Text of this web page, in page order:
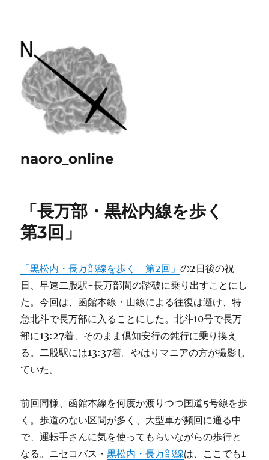
naoro_online
「長万部・黒松内線を歩く
第3回」
「黒松内・長万部線を歩く 第2回」の2日後の祝
日、早速二股駅-長万部間の踏破に乗り出すことにし
た。今回は、函館本線・山線による往復は避け、特
急北斗で長万部に入ることにした。北斗10号で長万
部に13:27着、そのまま倶知安行の鈍行に乗り換え
る。二股駅には13:37着。やはりマニアの方が撮影し
ていた。
前回同様、函館本線を何度か渡りつつ国道5号線を歩
く。歩道のない区間が多く、大型車が頻回に通る中
で、運転手さんに気を使ってもらいながらの歩行と
なる。ニセコバス・黒松内・長万部線は、ここでも1